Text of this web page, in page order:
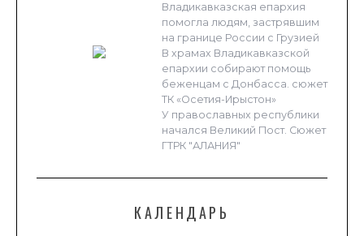
Владикавказская епархия
помогла людям, застрявшим
на границе России с Грузией
В храмах Владикавказской
епархии собирают помощь
беженцам с Донбасса. сюжет
ТК «Осетия-Ирыстон»
У православных республики
начался Великий Пост. Сюжет
ГТРК "АЛАНИЯ"
КАЛЕНДАРЬ